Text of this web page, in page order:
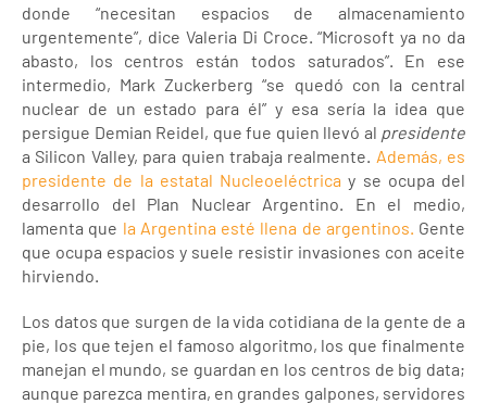
donde “necesitan espacios de almacenamiento
urgentemente”, dice Valeria Di Croce. “Microsoft ya no da
abasto, los centros están todos saturados”. En ese
intermedio, Mark Zuckerberg “se quedó con la central
nuclear de un estado para él” y esa sería la idea que
persigue Demian Reidel, que fue quien llevó al presidente
a Silicon Valley, para quien trabaja realmente. Además, es
presidente de la estatal Nucleoeléctrica y se ocupa del
desarrollo del Plan Nuclear Argentino. En el medio,
lamenta que la Argentina esté llena de argentinos. Gente
que ocupa espacios y suele resistir invasiones con aceite
hirviendo.
Los datos que surgen de la vida cotidiana de la gente de a
pie, los que tejen el famoso algoritmo, los que finalmente
manejan el mundo, se guardan en los centros de big data;
aunque parezca mentira, en grandes galpones, servidores